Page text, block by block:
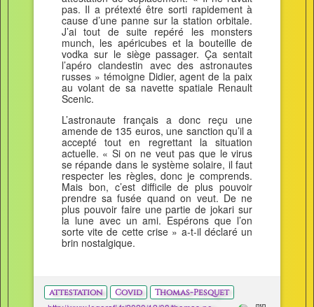
pas. Il a prétexté être sorti rapidement à
cause d’une panne sur la station orbitale.
J’ai tout de suite repéré les monsters
munch, les apéricubes et la bouteille de
vodka sur le siège passager. Ça sentait
l’apéro clandestin avec des astronautes
russes » témoigne Didier, agent de la paix
au volant de sa navette spatiale Renault
Scenic.
L’astronaute français a donc reçu une
amende de 135 euros, une sanction qu’il a
accepté tout en regrettant la situation
actuelle. « Si on ne veut pas que le virus
se répande dans le système solaire, il faut
respecter les règles, donc je comprends.
Mais bon, c’est difficile de plus pouvoir
prendre sa fusée quand on veut. De ne
plus pouvoir faire une partie de jokari sur
la lune avec un ami. Espérons que l’on
sorte vite de cette crise » a-t-il déclaré un
brin nostalgique.
attestation Covid Thomas-Pesquet